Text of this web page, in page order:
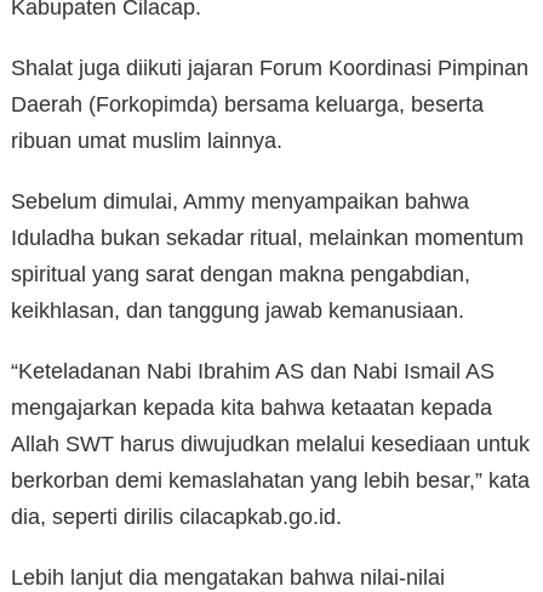
Kabupaten Cilacap.
Shalat juga diikuti jajaran Forum Koordinasi Pimpinan
Daerah (Forkopimda) bersama keluarga, beserta
ribuan umat muslim lainnya.
Sebelum dimulai, Ammy menyampaikan bahwa
Iduladha bukan sekadar ritual, melainkan momentum
spiritual yang sarat dengan makna pengabdian,
keikhlasan, dan tanggung jawab kemanusiaan.
“Keteladanan Nabi Ibrahim AS dan Nabi Ismail AS
mengajarkan kepada kita bahwa ketaatan kepada
Allah SWT harus diwujudkan melalui kesediaan untuk
berkorban demi kemaslahatan yang lebih besar,” kata
dia, seperti dirilis cilacapkab.go.id.
Lebih lanjut dia mengatakan bahwa nilai-nilai